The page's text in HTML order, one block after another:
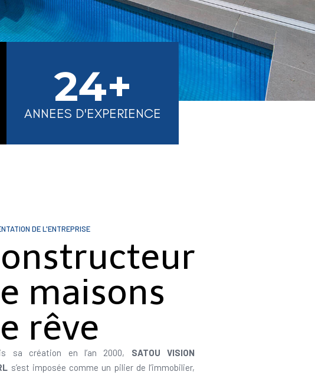
24+
ANNEES D'EXPERIENCE
DE L'ENTREPRISE
maisons
rêve
sa création en l’an 2000, SATOU VISION
s’est imposée comme un pilier de l’immobilier,